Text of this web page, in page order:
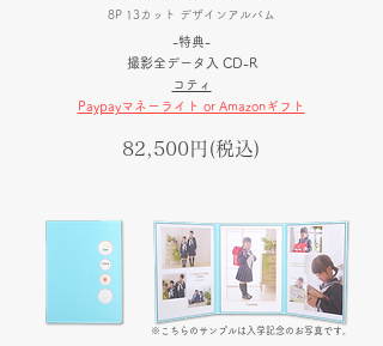
8P 13カット デザインアルバム
​-特典-
​撮影全データ入 CD-R
コティ
Paypayマネーライト or Amazonギフト
​82,500円(税込)
※こちらのサンプルは入学記念のお写真です。